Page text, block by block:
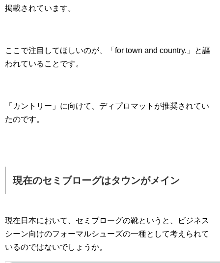
掲載されています。
ここで注目してほしいのが、「for town and country.」と謳
われていることです。
「カントリー」に向けて、ディプロマットが推奨されてい
たのです。
現在のセミブローグはタウンがメイン
現在日本において、セミブローグの靴というと、ビジネス
シーン向けのフォーマルシューズの一種として考えられて
いるのではないでしょうか。